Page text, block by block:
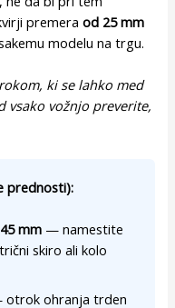
premeraod 25 mm
modelu na trgu.
ki se lahko med
vsako vožnjo preverite,
prednosti):
mm — namestite
skiro ali kolo
ohranja trden